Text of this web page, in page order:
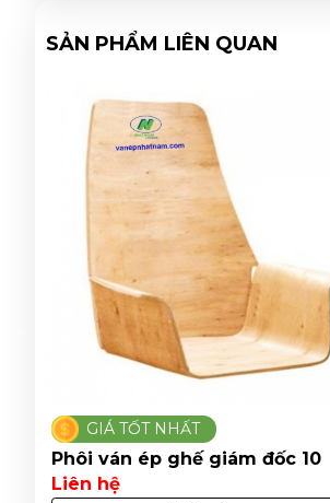
SẢN PHẨM LIÊN QUAN
GIÁ TỐT NHẤT
Phôi ván ép ghế giám đốc 10
Liên hệ